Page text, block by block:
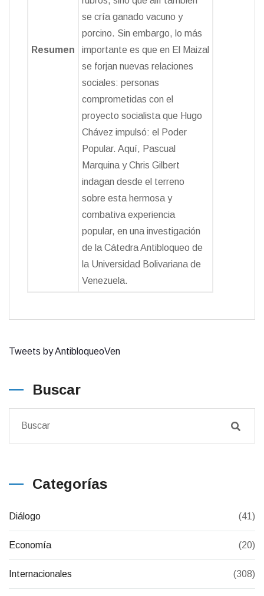
Resumen
se cría ganado vacuno y
porcino. Sin embargo, lo más
importante es que en El Maizal
se forjan nuevas relaciones
sociales: personas
comprometidas con el
proyecto socialista que Hugo
Chávez impulsó: el Poder
Popular. Aquí, Pascual
Marquina y Chris Gilbert
indagan desde el terreno
sobre esta hermosa y
combativa experiencia
popular, en una investigación
de la Cátedra Antibloqueo de
la Universidad Bolivariana de
Venezuela.
Tweets by AntibloqueoVen
Buscar
Categorías
Diálogo (41)
Economía (20)
Internacionales (308)